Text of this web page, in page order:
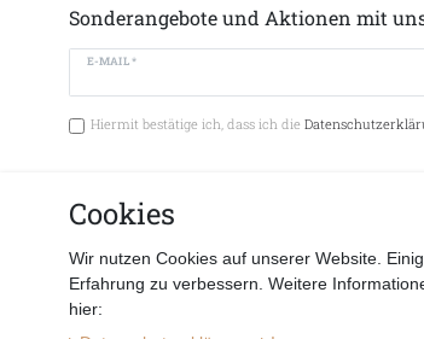
Sonderangebote und Aktionen mit
E-MAIL *
Hiermit bestätige ich, dass ich die
Cookies
Wir nutzen Cookies auf unserer Website.
Erfahrung zu verbessern. Weitere
hier: